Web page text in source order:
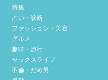
特集
占い・診断
ファッション・美容
グルメ
趣味・旅行
セックスライフ
不倫・だめ男